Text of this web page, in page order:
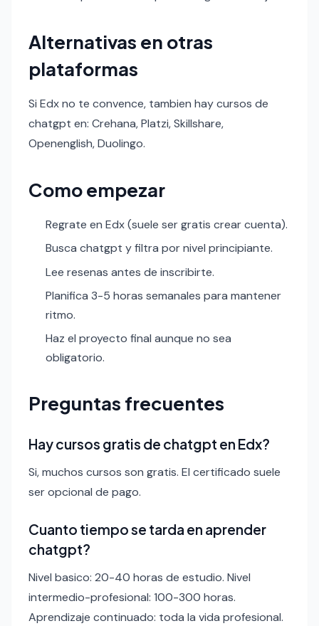
Alternativas en otras
plataformas
Si Edx no te convence, tambien hay cursos de
chatgpt en: Crehana, Platzi, Skillshare,
Openenglish, Duolingo.
Como empezar
Regrate en Edx (suele ser gratis crear cuenta).
Busca chatgpt y filtra por nivel principiante.
Lee resenas antes de inscribirte.
Planifica 3-5 horas semanales para mantener
ritmo.
Haz el proyecto final aunque no sea
obligatorio.
Preguntas frecuentes
Hay cursos gratis de chatgpt en Edx?
Si, muchos cursos son gratis. El certificado suele
ser opcional de pago.
Cuanto tiempo se tarda en aprender
chatgpt?
Nivel basico: 20-40 horas de estudio. Nivel
intermedio-profesional: 100-300 horas.
Aprendizaje continuado: toda la vida profesional.